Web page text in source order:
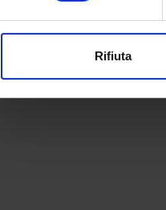
modificare o ritirare il tuo
Rifiuta